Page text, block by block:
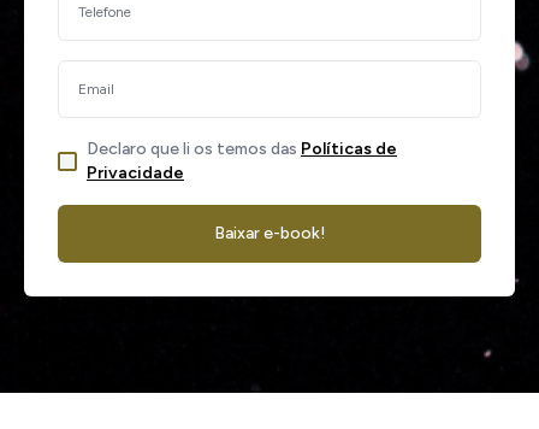
Declaro que li os temos das Políticas de
Privacidade
Baixar e-book!